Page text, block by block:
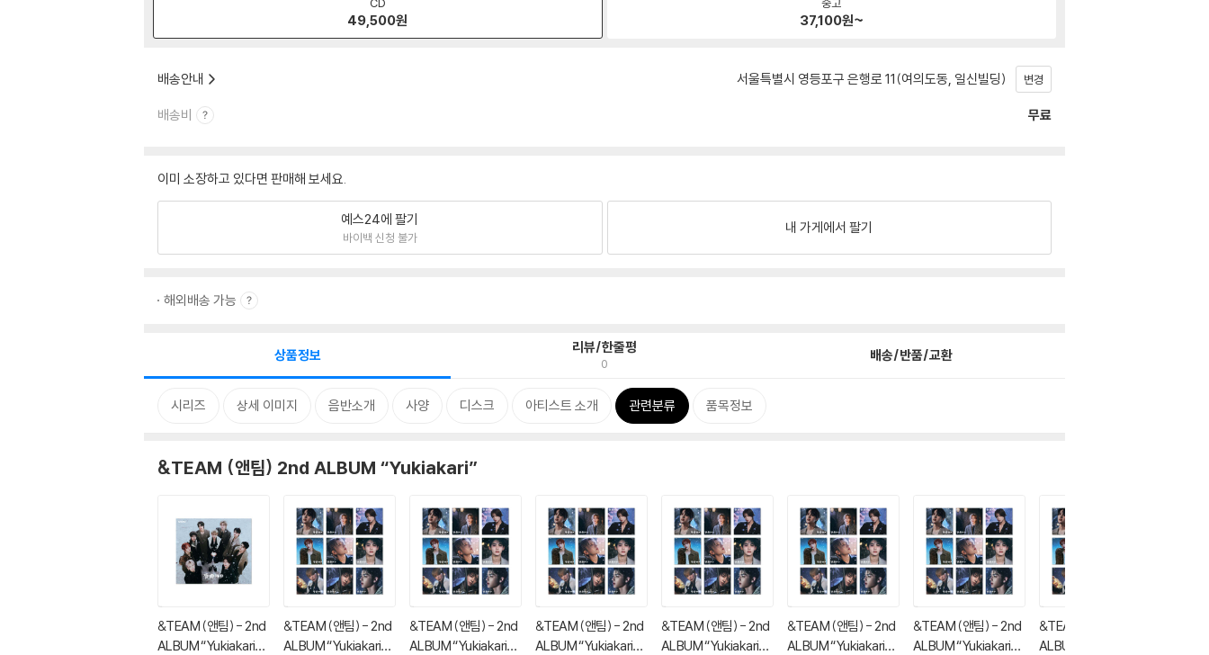
49,500원 37,100원~
배송안내 서울특별시 영등포구 은행로 11(여의도동, 일신빌딩) 변경
배송비 무료
이미 소장하고 있다면 판매해 보세요.
예스24에 팔기
바이백 신청 불가
내 가게에서 팔기
해외배송 가능
상품정보 리뷰/한줄평
0 배송/반품/교환
시리즈 상세 이미지 음반소개 사양 디스크 아티스트 소개 관련분류 품목정보
&TEAM (앤팀) 2nd ALBUM “Yukiakari”
&TEAM (앤팀) - 2nd
ALBUM “Yukiakari”
&TEAM (앤팀) - 2nd
ALBUM “Yukiakari”
&TEAM (앤팀) - 2nd
ALBUM “Yukiakari”
&TEAM (앤팀) - 2nd
ALBUM “Yukiakari”
&TEAM (앤팀) - 2nd
ALBUM “Yukiakari”
&TEAM (앤팀) - 2nd
ALBUM “Yukiakari”
&TEAM (앤팀) - 2nd
ALBUM “Yukiakari”
&TEAM (앤팀) - 2nd
ALBUM “Yukiakari”